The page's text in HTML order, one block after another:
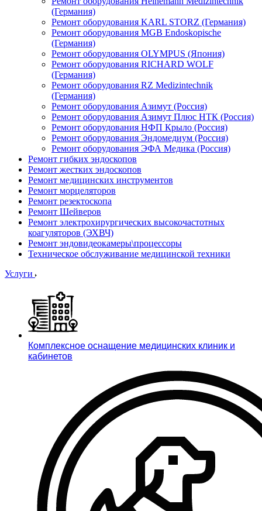
(Германия)
Ремонт оборудования KARL STORZ (Германия)
Ремонт оборудования MGB Endoskopische
(Германия)
Ремонт оборудования OLYMPUS (Япония)
Ремонт оборудования RICHARD WOLF
(Германия)
Ремонт оборудования RZ Medizintechnik
(Германия)
Ремонт оборудования Азимут (Россия)
Ремонт оборудования Азимут Плюс НТК (Россия)
Ремонт оборудования НФП Крыло (Россия)
Ремонт оборудования Эндомедиум (Россия)
Ремонт оборудования ЭФА Медика (Россия)
Ремонт гибких эндоскопов
Ремонт жестких эндоскопов
Ремонт медицинских инструментов
Ремонт морцеляторов
Ремонт резектоскопа
Ремонт Шейверов
Ремонт электрохирургических высокочастотных
коагуляторов (ЭХВЧ)
Ремонт эндовидеокамеры\процессоры
Техническое обслуживание медицинской техники
Услуги
Комплексное оснащение медицинских клиник и
кабинетов